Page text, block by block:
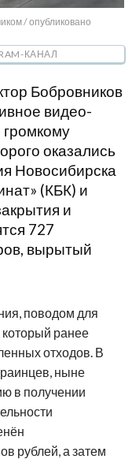
/ опубликовано
КАНАЛ
Бобровников
видео-
оказались
Новосибирска
(КБК) и
и
727
вырытый
поводом для
который ранее
отходов. В
ныне
в получении
рублей, а затем